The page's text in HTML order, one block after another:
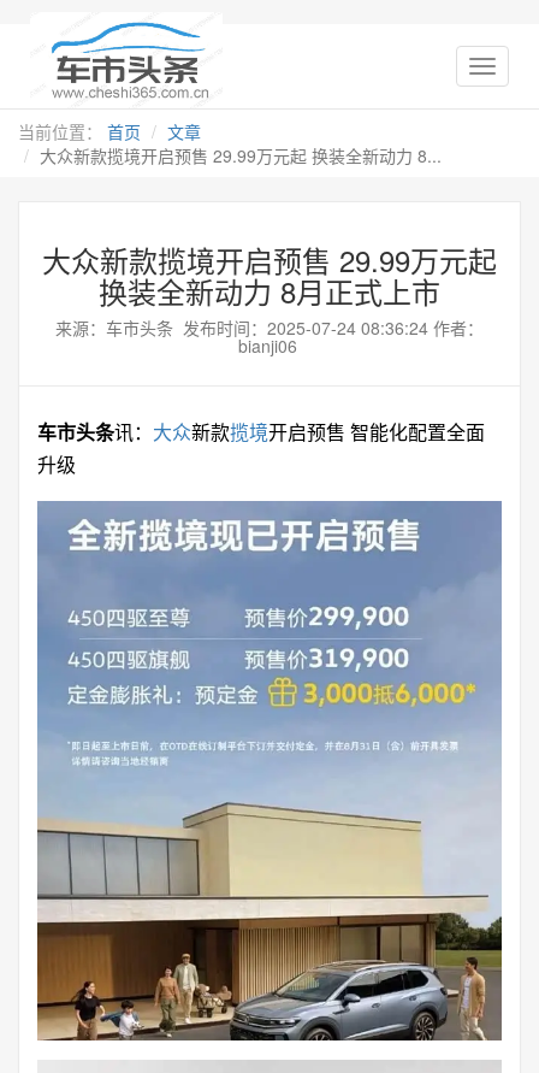
当前位置： 首页
文章
大众新款揽境开启预售 29.99万元起 换装全新动力 8...
大众新款揽境开启预售 29.99万元起
换装全新动力 8月正式上市
来源：车市头条 发布时间：2025-07-24 08:36:24 作者：
bianji06
车市头条讯： 大众新款揽境开启预售 智能化配置全面
升级